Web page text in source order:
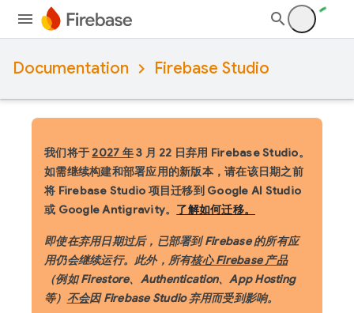
Documentation Firebase Studio
我们将于 2027 年3 月 22 日弃用 Firebase Studio。
如需继续构建和部署应用的新版本，请在该日期之前
将 Firebase Studio 项目迁移到 Google AI Studio
或 Google Antigravity。 了解如何迁移。
即使在弃用日期过后，已部署到 Firebase 的所有应
用仍会继续运行。此外，所有核心 Firebase 产品
（例如 Firestore、Authentication、App Hosting
等） 不会因 Firebase Studio 弃用而受到影响。